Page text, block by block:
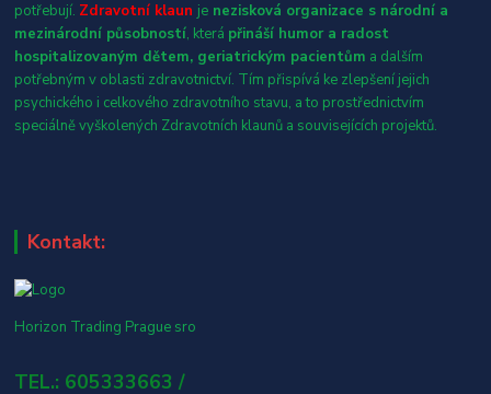
potřebují. Zdravotní klaun je nezisková organizace s národní a
mezinárodní působností, která přináší humor a radost
hospitalizovaným dětem, geriatrickým pacientům a dalším
potřebným v oblasti zdravotnictví. Tím přispívá ke zlepšení jejich
psychického i celkového zdravotního stavu, a to prostřednictvím
speciálně vyškolených Zdravotních klaunů a souvisejících projektů.
Kontakt:
Horizon Trading Prague sro
TEL.: 605333663 /